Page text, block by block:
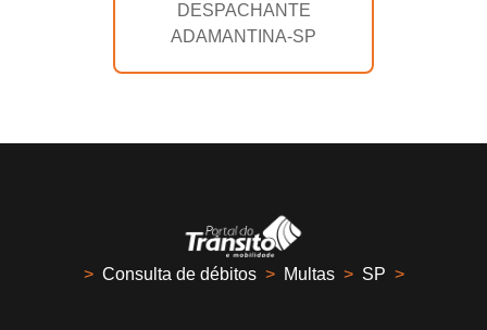
DESPACHANTE
ADAMANTINA-SP
> Consulta de débitos > Multas > SP >